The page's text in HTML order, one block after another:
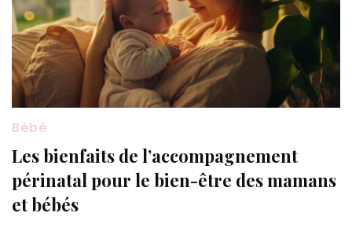
Bébé
Les bienfaits de l’accompagnement
périnatal pour le bien-être des mamans
et bébés